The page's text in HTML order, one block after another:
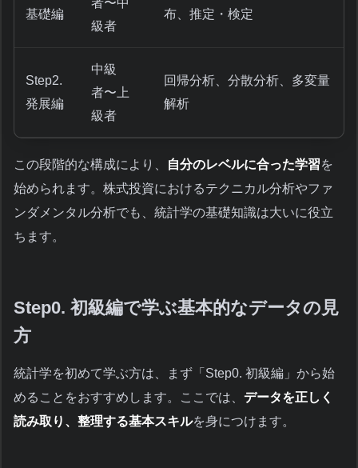
基礎編
級者
布、推定・検定
Step2.
発展編
中級
者〜上
級者
回帰分析、分散分析、多変量
解析
この段階的な構成により、 自分のレベルに合った学習を
始められます。株式投資におけるテクニカル分析やファ
ンダメンタル分析でも、統計学の基礎知識は大いに役立
ちます。
Step0. 初級編で学ぶ基本的なデータの見
方
統計学を初めて学ぶ方は、まず「Step0. 初級編」から始
めることをおすすめします。ここでは、 データを正しく
読み取り、整理する基本スキルを身につけます。